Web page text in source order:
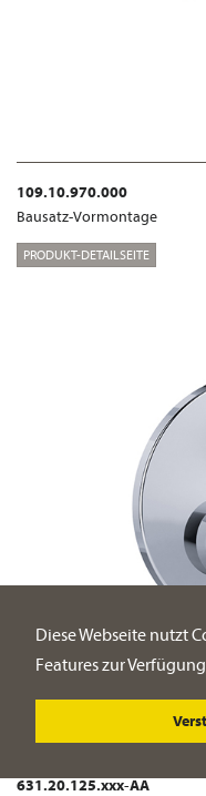
Diese Webseite nutzt
Features zur
109.10.970.000
Bausatz-Vormontage
PRODUKT-DETAILSEITE
631.20.125.xxx-AA